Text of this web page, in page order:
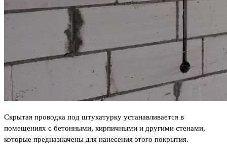
Скрытая проводка под штукатурку устанавливается в
помещениях с бетонными, кирпичными и другими стенами,
которые предназначены для нанесения этого покрытия.